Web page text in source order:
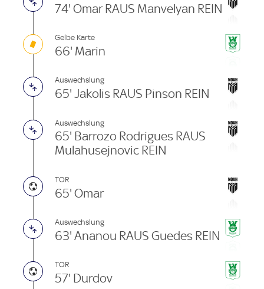
74' Omar RAUS Manvelyan REIN
Gelbe Karte
66' Marin
Auswechslung
65' Jakolis RAUS Pinson REIN
Auswechslung
65' Barrozo Rodrigues RAUS
Mulahusejnovic REIN
TOR
65' Omar
Auswechslung
63' Ananou RAUS Guedes REIN
TOR
57' Durdov